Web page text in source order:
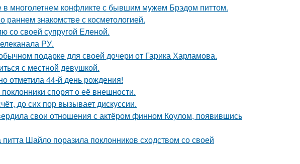
многолетнем конфликте с бывшим мужем Брэдом питтом.
знакомстве с косметологией.
со своей супругой Еленой.
РУ.
подарке для своей дочери от Гарика Харламова.
с местной девушкой.
отметила 44-й день рождения!
спорят о её внешности.
до сих пор вызывает дискуссии.
свои отношения с актёром финном Коулом, появившись
Шайло поразила поклонников сходством со своей